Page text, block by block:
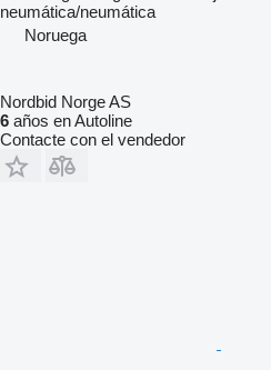
neumática/neumática
Noruega
Nordbid Norge AS
6 años en Autoline
Contacte con el vendedor